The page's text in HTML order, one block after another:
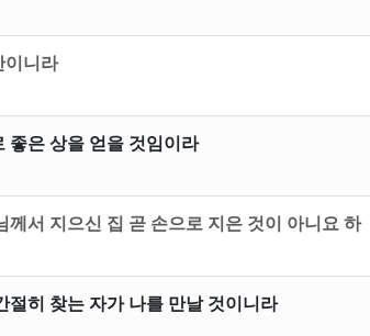
이니라
좋은 상을 얻을 것임이라
서 지으신 집 곧 손으로 지은 것이 아니요 하
히 찾는 자가 나를 만날 것이니라